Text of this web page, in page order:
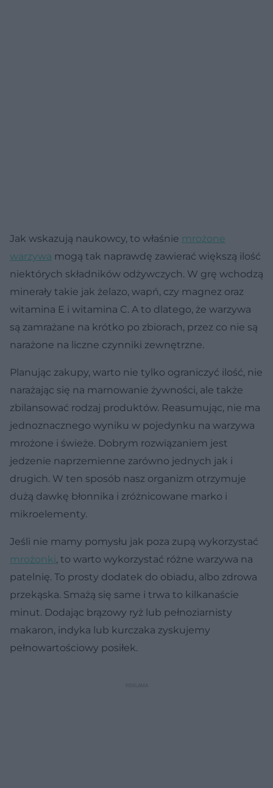
Jak wskazują naukowcy, to właśnie mrożone
warzywa mogą tak naprawdę zawierać większą ilość
niektórych składników odżywczych. W grę wchodzą
minerały takie jak żelazo, wapń, czy magnez oraz
witamina E i witamina C. A to dlatego, że warzywa
są zamrażane na krótko po zbiorach, przez co nie są
narażone na liczne czynniki zewnętrzne.
Planując zakupy, warto nie tylko ograniczyć ilość, nie
narażając się na marnowanie żywności, ale także
zbilansować rodzaj produktów. Reasumując, nie ma
jednoznacznego wyniku w pojedynku na warzywa
mrożone i świeże. Dobrym rozwiązaniem jest
jedzenie naprzemienne zarówno jednych jak i
drugich. W ten sposób nasz organizm otrzymuje
dużą dawkę błonnika i zróżnicowane marko i
mikroelementy.
Jeśli nie mamy pomysłu jak poza zupą wykorzystać
mrożonki, to warto wykorzystać różne warzywa na
patelnię. To prosty dodatek do obiadu, albo zdrowa
przekąska. Smażą się same i trwa to kilkanaście
minut. Dodając brązowy ryż lub pełnoziarnisty
makaron, indyka lub kurczaka zyskujemy
pełnowartościowy posiłek.